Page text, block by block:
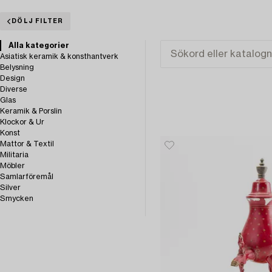
DÖLJ FILTER
Alla kategorier
Asiatisk keramik & konsthantverk
Belysning
Design
Diverse
Glas
Keramik & Porslin
Klockor & Ur
Konst
Mattor & Textil
Militaria
Möbler
Samlarföremål
Silver
Smycken